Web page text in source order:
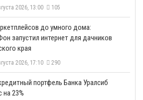
2026, 13:00 105
до умного дома:
запустил интернет для дачников
края
2026, 17:10 290
портфель Банка Уралсиб
на 23%